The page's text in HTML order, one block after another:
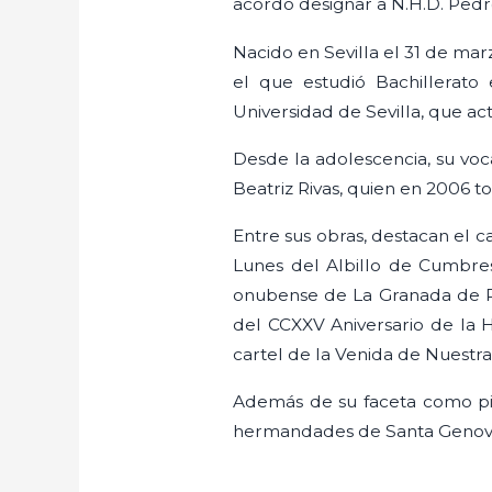
acordó designar a N.H.D.
Nacido en Sevilla el 31 de
el que estudió
Universidad de Sevilla, que
Desde la adolescencia, su
Beatriz Rivas, quien en 2006
Entre sus obras, destacan el
Lunes del Albillo de
onubense de La Granada de
del CCXXV Aniversario de la
cartel de la Venida de
Además de su faceta como
hermandades de Santa